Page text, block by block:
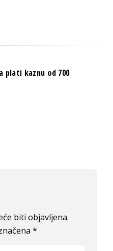
plati kaznu od 700
biti objavljena.
*